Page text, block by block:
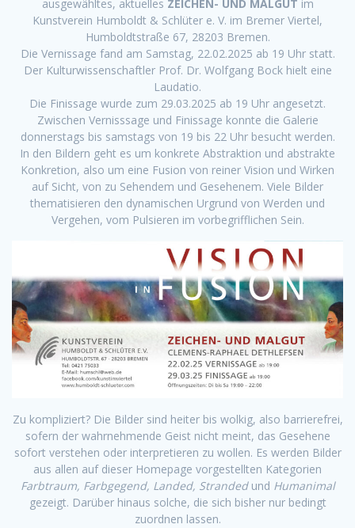
ausgewähltes, aktuelles ZEICHEN- UND MALGUT im
Kunstverein Humboldt & Schlüter e. V. im Bremer Viertel,
Humboldtstraße 67, 28203 Bremen.
Die Vernissage fand am Samstag, 22.02.2025 ab 19 Uhr statt.
Der Kulturwissenschaftler Prof. Dr. Wolfgang Bock hielt eine
Laudatio.
Die Finissage wurde zum 29.03.2025 ab 19 Uhr angesetzt.
Zwischen Vernisssage und Finissage konnte die Galerie
donnerstags bis samstags von 19 bis 22 Uhr besucht werden.
In den Bildern geht es um konkrete Abstraktion und abstrakte
Konkretion, also um eine Fusion von reiner Vision und Wirken
auf Sicht, von zu Sehendem und Gesehenem. Viele Bilder
thematisieren den dynamischen Urgrund von Werden und
Vergehen, vom Pulsieren im vorbegrifflichen Sein.
Zu kompliziert? Die Bilder sind heiter bis wolkig, also barrierefrei,
sofern der wahrnehmende Geist nicht meint, das Gesehene
sofort verstehen oder interpretieren zu wollen. Es werden Bilder
aus allen auf dieser Homepage vorgestellten Kategorien
Farbtraum, Farbgegend, Landed, Strandedund Humanimal
gezeigt. Darüber hinaus solche, die sich bisher nur bedingt
zuordnen lassen.